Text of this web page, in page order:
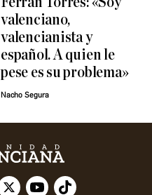
valenciano,
valencianista y
español. A quien le
pese es su problema»
Nacho Segura